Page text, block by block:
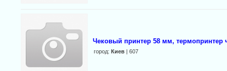
Чековый принтер 58 мм, термопринтер
город: Киев| 607